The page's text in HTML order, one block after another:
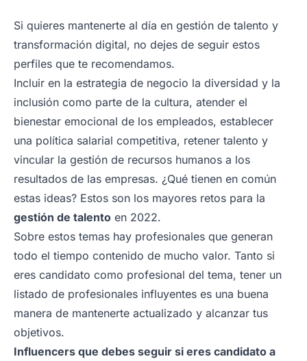
Si quieres mantenerte al día en gestión de talento y
transformación digital, no dejes de seguir estos
perfiles que te recomendamos.
Incluir en la estrategia de negocio la diversidad y la
inclusión como parte de la cultura, atender el
bienestar emocional de los empleados, establecer
una política salarial competitiva, retener talento y
vincular la gestión de recursos humanos a los
resultados de las empresas. ¿Qué tienen en común
estas ideas? Estos son los mayores retos para la
gestión de talento en 2022.
Sobre estos temas hay profesionales que generan
todo el tiempo contenido de mucho valor. Tanto si
eres candidato como profesional del tema, tener un
listado de profesionales influyentes es una buena
manera de mantenerte actualizado y alcanzar tus
objetivos.
Influencers que debes seguir si eres candidato a